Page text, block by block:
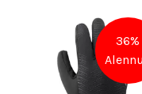
36%